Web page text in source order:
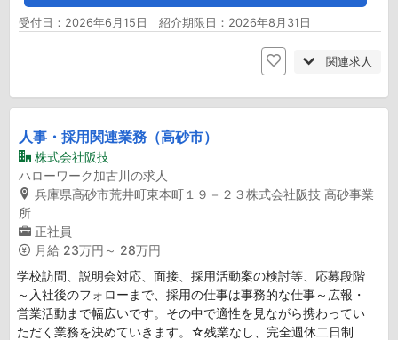
受付日：2026年6月15日 紹介期限日：2026年8月31日
関連求人
人事・採用関連業務（高砂市）
株式会社阪技
ハローワーク加古川の求人
兵庫県高砂市荒井町東本町１９－２３株式会社阪技 高砂事業
所
正社員
月給 23万円～ 28万円
学校訪問、説明会対応、面接、採用活動案の検討等、応募段階
～入社後のフォローまで、採用の仕事は事務的な仕事～広報・
営業活動まで幅広いです。その中で適性を見ながら携わってい
ただく業務を決めていきます。☆残業なし、完全週休二日制